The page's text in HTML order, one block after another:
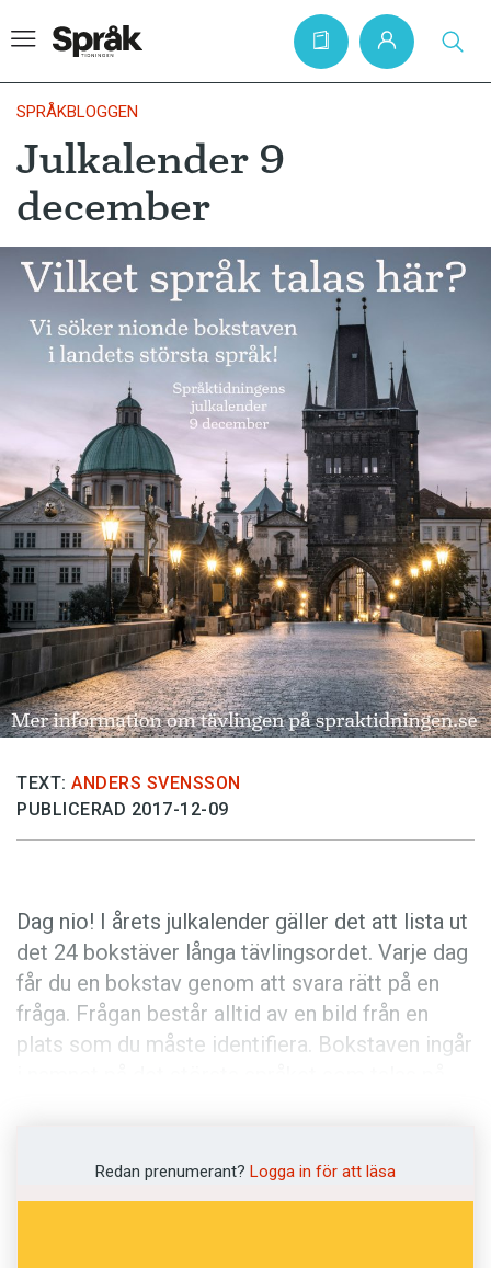
Hem
Artiklar
Krönikor
Språkfrågor
Skrivtips
Bokrecensioner
Kviss
Podden
Anmäl till språkpolisen
Föreslå nyord
Annonsera
Prenumerera
Läs Språktidningen digitalt
Press
SPRÅKBLOGGEN
Julkalender 9
december
TEXT: ANDERS SVENSSON
PUBLICERAD 2017-12-09
Dag nio! I årets julkalender gäller det att lista ut
det 24 bokstäver långa tävlingsordet. Varje dag
får du en bokstav genom att svara rätt på en
fråga. Frågan består alltid av en bild från en
plats som du måste identifiera. Bokstaven ingår
Alla som skickar in rätt lösning är med och
Redan prenumerant? Logga in för att läsa